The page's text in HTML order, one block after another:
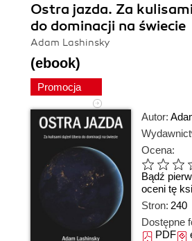
Ostra jazda. Za
do dominacji na świecie
Adam Lashinsky
(ebook)
Promocja
Autor:
Ocena:
Bądź
oceni tę
Stron: 240
Dostępne
PDF